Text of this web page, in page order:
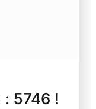
5746 !